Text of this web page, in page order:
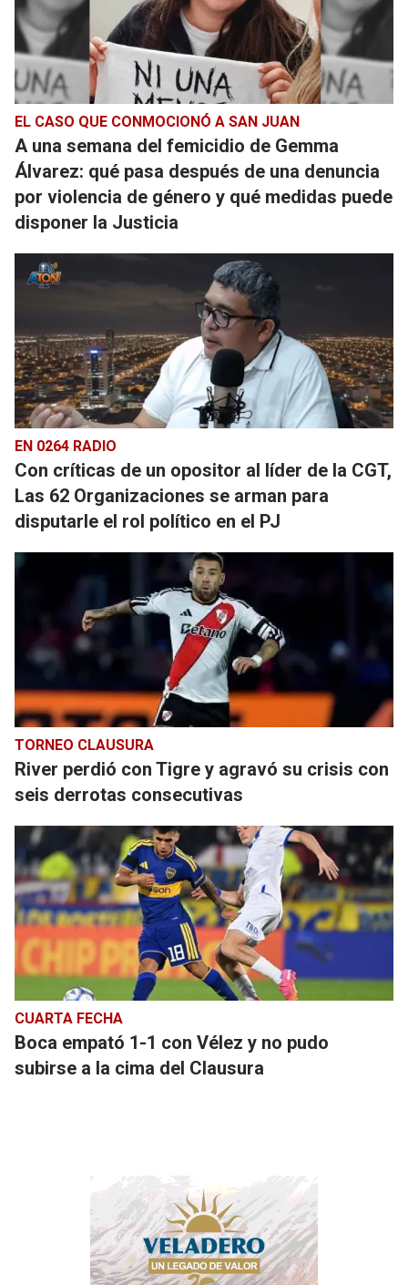
EL CASO QUE CONMOCIONÓ A SAN JUAN
A una semana del femicidio de Gemma
Álvarez: qué pasa después de una denuncia
por violencia de género y qué medidas puede
disponer la Justicia
EN 0264 RADIO
Con críticas de un opositor al líder de la CGT,
Las 62 Organizaciones se arman para
disputarle el rol político en el PJ
TORNEO CLAUSURA
River perdió con Tigre y agravó su crisis con
seis derrotas consecutivas
CUARTA FECHA
Boca empató 1-1 con Vélez y no pudo
subirse a la cima del Clausura